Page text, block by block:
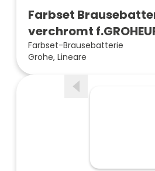
Farbset
verchromt
Farbset-Brausebatterie
Grohe, Lineare